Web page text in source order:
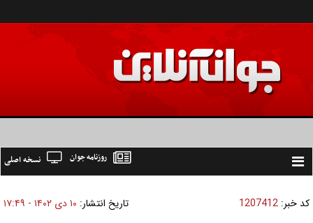
Toggle
نسخه اصلی روزنامه جوان
کد خبر: 1207412 تاریخ انتشار: ۱۰ دی ۱۴۰۲ - ۱۷:۴۹